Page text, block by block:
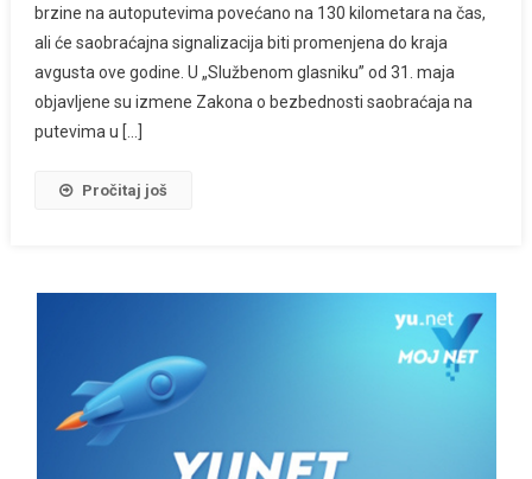
brzine na autoputevima povećano na 130 kilometara na čas,
ali će saobraćajna signalizacija biti promenjena do kraja
avgusta ove godine. U „Službenom glasniku” od 31. maja
objavljene su izmene Zakona o bezbednosti saobraćaja na
putevima u […]
Pročitaj još